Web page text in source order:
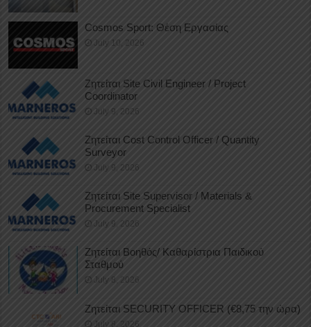
Cosmos Sport: Θέση Εργασίας
July 10, 2026
Ζητείται Site Civil Engineer / Project
Coordinator
July 9, 2026
Ζητείται Cost Control Officer / Quantity
Surveyor
July 9, 2026
Ζητείται Site Supervisor / Materials &
Procurement Specialist
July 9, 2026
Ζητείται Βοηθός/ Καθαρίστρια Παιδικού
Σταθμού
July 8, 2026
Ζητείται SECURITY OFFICER (€8,75 την ώρα)
July 8, 2026